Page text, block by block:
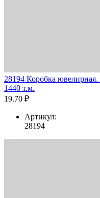
28194 Коробка
1440 т.м.
19.70 ₽
Артикул:
28194